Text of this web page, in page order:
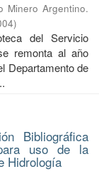
Minero Argentino.
)
del Servicio
remonta al año
Departamento de
Bibliográfica
uso de la
Hidrología